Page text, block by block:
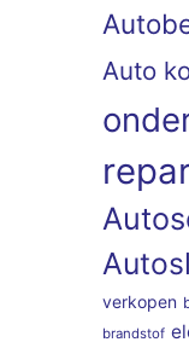
Auto
verkopen
brandstof